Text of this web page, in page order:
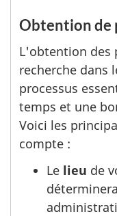
Obtention de
L'obtention des
recherche dans
processus
temps et une
Voici les
compte :
Le lieu de